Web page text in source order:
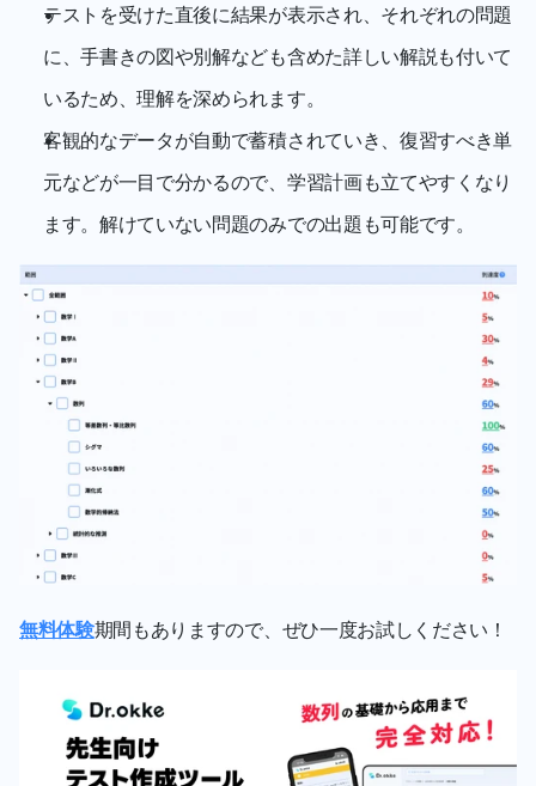
テストを受けた直後に結果が表示され、それぞれの問題
に、手書きの図や別解なども含めた詳しい解説も付いて
いるため、理解を深められます。
客観的なデータが自動で蓄積されていき、復習すべき単
元などが一目で分かるので、学習計画も立てやすくなり
ます。解けていない問題のみでの出題も可能です。
無料体験期間もありますので、ぜひ一度お試しください！